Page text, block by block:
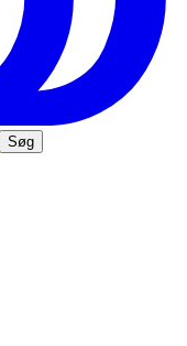
Søg